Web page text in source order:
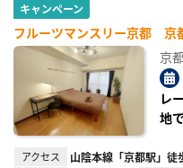
キャンペーン
フルーツマンスリー京都 京
京
レ
地
アクセス 山陰本線「京都駅」徒